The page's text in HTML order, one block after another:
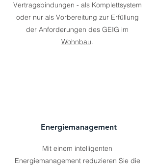
Vertragsbindungen - als Komplettsystem
oder nur als Vorbereitung zur Erfüllung
der Anforderungen des GEIG im
Wohnbau.
Energiemanagement
Mit einem intelligenten
Energiemanagement reduzieren Sie die